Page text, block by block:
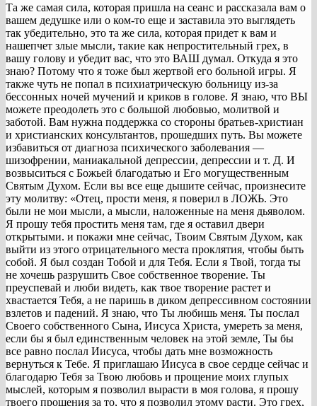
Та же самая сила, которая пришла на сеанс и рассказала вам о
вашем дедушке или о ком-то еще и заставила это выглядеть
так убедительно, это та же сила, которая придет к вам и
нашепчет злые мысли, такие как непростительный грех, в
вашу голову и убедит вас, что это ВАШ думал. Откуда я это
знаю? Потому что я тоже был жертвой его больной игры. Я
также чуть не попал в психиатрическую больницу из-за
бессонных ночей мучений и криков в голове. Я знаю, что ВЫ
можете преодолеть это с большой любовью, молитвой и
заботой. Вам нужна поддержка со стороны братьев-христиан
и христианских консультантов, прошедших путь. Вы можете
избавиться от диагноза психического заболевания —
шизофрении, маниакальной депрессии, депрессии и т. Д. И
возвыситься с Божьей благодатью и Его могущественным
Святым Духом. Если вы все еще дышите сейчас, произнесите
эту молитву: «Отец, прости меня, я поверил в ЛОЖЬ. Это
были не мои мысли, а мысли, наложенные на меня дьяволом.
Я прошу тебя простить меня там, где я оставил двери
открытыми. и покажи мне сейчас, Твоим Святым Духом, как
выйти из этого отрицательного места проклятия, чтобы быть
собой. Я был создан Тобой и для Тебя. Если я Твой, тогда ты
не хочешь разрушить Свое собственное творение. Ты
преуспевай и люби видеть, как твое творение растет и
хвастается Тебя, а не паришь в диком депрессивном состоянии
взлетов и падений. Я знаю, что Ты любишь меня. Ты послал
Своего собственного Сына, Иисуса Христа, умереть за меня,
если бы я был единственным человек на этой земле, Ты бы
все равно послал Иисуса, чтобы дать мне возможность
вернуться к Тебе. Я приглашаю Иисуса в свое сердце сейчас и
благодарю Тебя за Твою любовь и прощение моих глупых
мыслей, которым я позволил вырасти в моя голова, я прошу
твоего прощения за то, что я позволил этому расти. Это грех,